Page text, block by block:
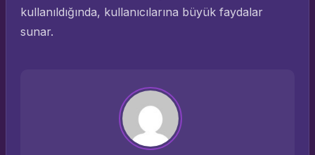
kullanıldığında, kullanıcılarına büyük faydalar
sunar.